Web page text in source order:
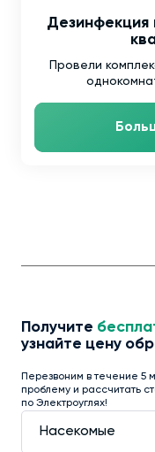
Дезинфекция
Провели
Получите
узнайте цену
Перезвоним в течение 5
проблему и рассчитать
по Электроуглях!